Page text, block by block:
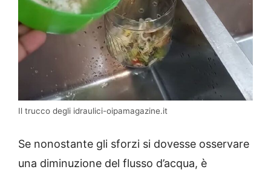
Il trucco degli idraulici-oipamagazine.it
Se nonostante gli sforzi si dovesse osservare
una diminuzione del flusso d’acqua, è